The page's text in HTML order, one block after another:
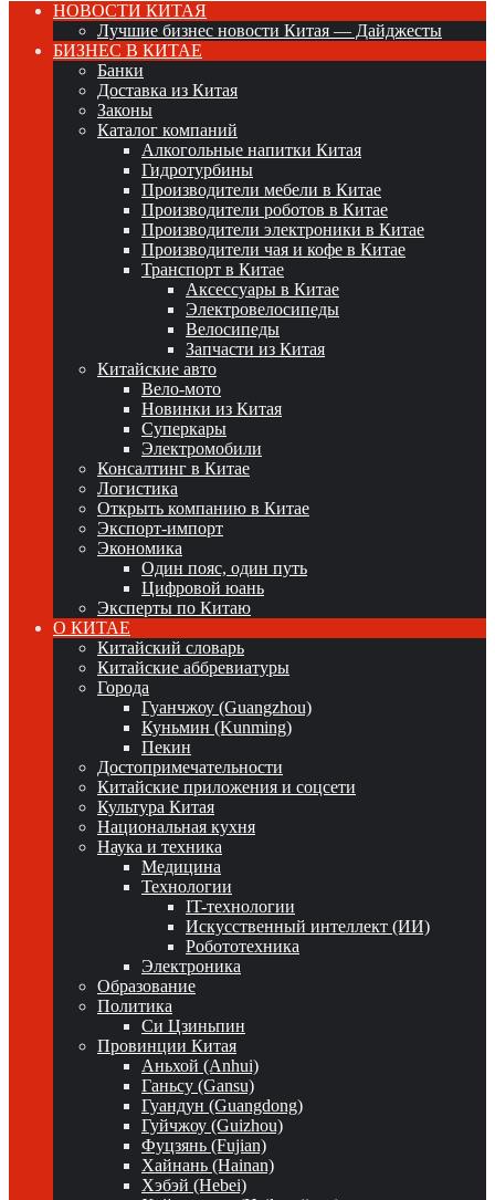
НОВОСТИ КИТАЯ
Лучшие бизнес новости Китая — Дайджесты
БИЗНЕС В КИТАЕ
Банки
Доставка из Китая
Законы
Каталог компаний
Алкогольные напитки Китая
Гидротурбины
Производители мебели в Китае
Производители роботов в Китае
Производители электроники в Китае
Производители чая и кофе в Китае
Транспорт в Китае
Аксессуары в Китае
Электровелосипеды
Велосипеды
Запчасти из Китая
Китайские авто
Вело-мото
Новинки из Китая
Суперкары
Электромобили
Консалтинг в Китае
Логистика
Открыть компанию в Китае
Экспорт-импорт
Экономика
Один пояс, один путь
Цифровой юань
Эксперты по Китаю
О КИТАЕ
Китайский словарь
Китайские аббревиатуры
Города
Гуанчжоу (Guangzhou)
Куньмин (Kunming)
Пекин
Достопримечательности
Китайские приложения и соцсети
Культура Китая
Национальная кухня
Наука и техника
Медицина
Технологии
IT-технологии
Искусственный интеллект (ИИ)
Робототехника
Электроника
Образование
Политика
Си Цзиньпин
Провинции Китая
Аньхой (Anhui)
Ганьсу (Gansu)
Гуандун (Guangdong)
Гуйчжоу (Guizhou)
Фуцзянь (Fujian)
Хайнань (Hainan)
Хэбэй (Hebei)